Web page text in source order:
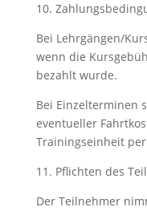
10.
Bei Lehrgängen/
wenn die
bezahlt wurde.
Bei Einzelterminen
eventueller
Trainingseinheit
11. Pflichten des
Der Teilnehmer